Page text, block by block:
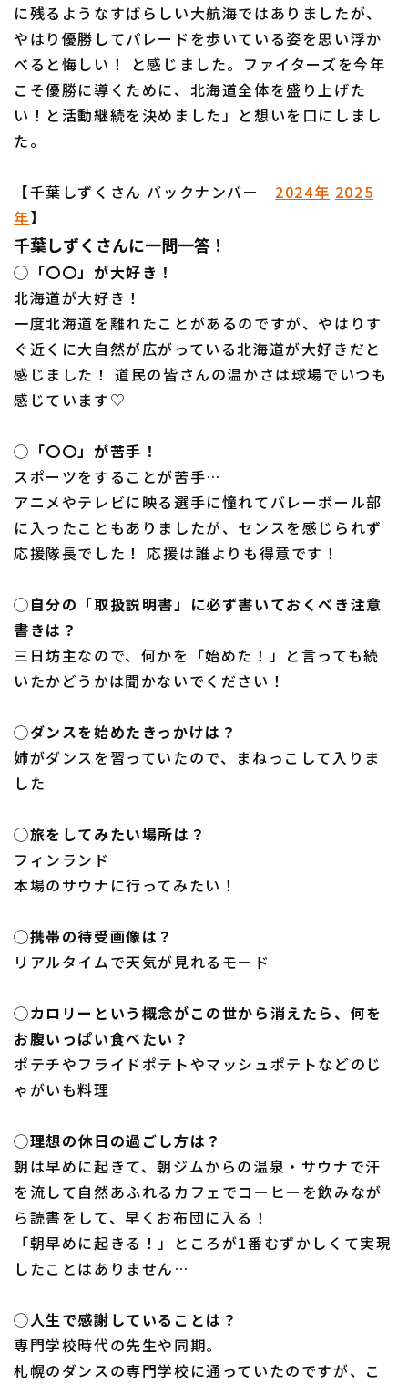
に残るようなすばらしい大航海ではありましたが、
やはり優勝してパレードを歩いている姿を思い浮か
べると悔しい！ と感じました。ファイターズを今年
こそ優勝に導くために、北海道全体を盛り上げた
い！と活動継続を決めました」と想いを口にしまし
た。
【千葉しずくさん バックナンバー 2024年 2025
年】
千葉しずくさんに一問一答！
◯「〇〇」が大好き！
北海道が大好き！
一度北海道を離れたことがあるのですが、やはりす
ぐ近くに大自然が広がっている北海道が大好きだと
感じました！ 道民の皆さんの温かさは球場でいつも
感じています♡
◯「〇〇」が苦手！
スポーツをすることが苦手…
アニメやテレビに映る選手に憧れてバレーボール部
に入ったこともありましたが、センスを感じられず
応援隊長でした！ 応援は誰よりも得意です！
◯自分の「取扱説明書」に必ず書いておくべき注意
書きは？
三日坊主なので、何かを「始めた！」と言っても続
いたかどうかは聞かないでください！
◯ダンスを始めたきっかけは？
姉がダンスを習っていたので、まねっこして入りま
した
◯旅をしてみたい場所は？
フィンランド
本場のサウナに行ってみたい！
◯携帯の待受画像は？
リアルタイムで天気が見れるモード
◯カロリーという概念がこの世から消えたら、何を
お腹いっぱい食べたい？
ポテチやフライドポテトやマッシュポテトなどのじ
ゃがいも料理
◯理想の休日の過ごし方は？
朝は早めに起きて、朝ジムからの温泉・サウナで汗
を流して自然あふれるカフェでコーヒーを飲みなが
ら読書をして、早くお布団に入る！
「朝早めに起きる！」ところが1番むずかしくて実現
したことはありません…
◯人生で感謝していることは？
専門学校時代の先生や同期。
札幌のダンスの専門学校に通っていたのですが、こ